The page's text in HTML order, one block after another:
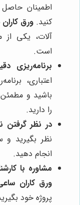
اطمینان
کنید. ورق
آلات، یکی از
است.
برنامه‌ریزی
اعتباری،
باشید و
را دارید.
در نظر گرفتن
نظر بگیرید
انجام دهید.
مشاوره با
ورق کاران
پروژه خود